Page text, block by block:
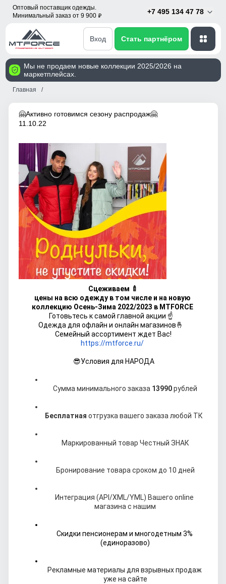
Оптовый поставщик одежды.
Минимальный заказ от 9 900 p
+7 495 134 47 78
Вход Стать партнёром
Мы не продаем новые коллекции 2025/2026 на
маркетплейсах.
Главная
🤗Активно готовимся сезону распродаж🤗
11.10.22
Сцеживаем 🍼
цены на всю одежду в том числе и на новую
коллекцию Осень-Зима 2022/2023 в MTFORCE
Готовьтесь к самой главной акции ☝️
Одежда для офлайн и онлайн магазинов🤞
Семейный ассортимент ждет Вас!
https://mtforce.ru/
😎Условия для НАРОДА
Сумма минимального заказа 13990 рублей
Бесплатная отгрузка вашего заказа любой ТК
Маркированный товар Честный ЗНАК
Бронирование товара сроком до 10 дней
Интеграция (API/XML/YML) Вашего online
магазина с нашим
Скидки пенсионерам и многодетным 3%
(единоразово)
Рекламные материалы для взрывных продаж
уже на сайте